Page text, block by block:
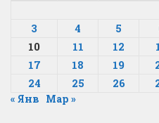
3
4 5
10
11 12
17
18 19
24
25 26
« Янв Мар »